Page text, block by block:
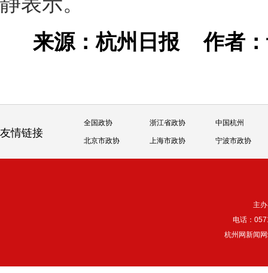
来源：杭州日报作者
友情链接
全国政协 浙江省政协 中国杭州
北京市政协 上海市政协 宁波市政协
主
电话：
杭州网新闻